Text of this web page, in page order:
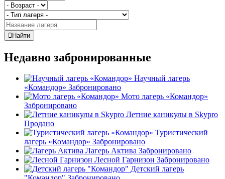
Найти
Недавно забронированные
Научный лагерь
«Командор» Забронировано
Мото лагерь «Командор»
Забронировано
Летние каникулы в Skypro
Продано
Туристический
лагерь «Командор» Забронировано
Лагерь Актива Забронировано
Лесной Гарнизон Забронировано
Детский лагерь